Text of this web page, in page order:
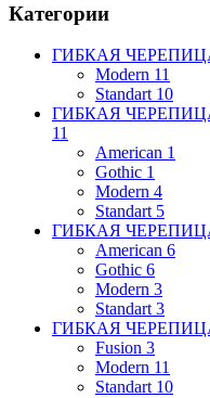
Категории
ГИБКАЯ ЧЕРЕПИЦА
Modern 11
Standart 10
ГИБКАЯ ЧЕРЕПИЦА
11
American 1
Gothic 1
Modern 4
Standart 5
ГИБКАЯ ЧЕРЕПИЦА
American 6
Gothic 6
Modern 3
Standart 3
ГИБКАЯ ЧЕРЕПИЦА
Fusion 3
Modern 11
Standart 10